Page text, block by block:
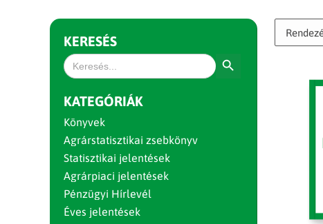
KERESÉS
Search
for:
KATEGÓRIÁK
Könyvek
Agrárstatisztikai zsebkönyv
Statisztikai jelentések
Agrárpiaci jelentések
Pénzügyi Hírlevél
Éves jelentések